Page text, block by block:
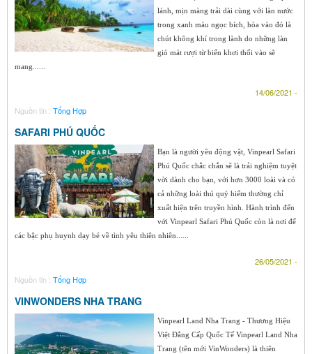
lánh, mịn màng trải dài cùng với làn nước
trong xanh màu ngọc bích, hòa vào đó là
chút không khí trong lành do những làn
gió mát rượi từ biển khơi thổi vào sẽ
mang......
14/06/2021 -
Nguồn tin : Tổng Hợp
SAFARI PHÚ QUỐC
Bạn là người yêu động vật, Vinpearl Safari
Phú Quốc chắc chắn sẽ là trải nghiệm tuyệt
vời dành cho bạn, với hơn 3000 loài và có
cả những loài thú quý hiếm thường chỉ
xuất hiện trên truyền hình. Hành trình đến
với Vinpearl Safari Phú Quốc còn là nơi để
các bậc phụ huynh dạy bé về tình yêu thiên nhiên......
26/05/2021 -
Nguồn tin : Tổng Hợp
VINWONDERS NHA TRANG
Vinpearl Land Nha Trang - Thương Hiệu
Việt Đẳng Cấp Quốc Tế Vinpearl Land Nha
Trang (tên mới VinWonders) là thiên